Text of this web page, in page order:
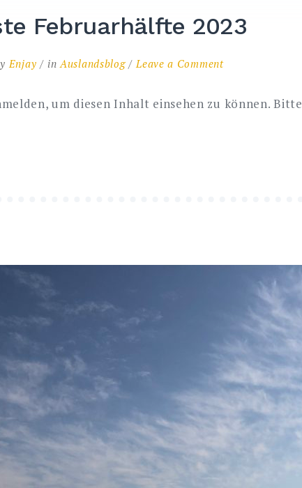
Februarhälfte 2023
Enjay inAuslandsblog Leave a Commenton
erste
um diesen Inhalt einsehen zu können. Bitte